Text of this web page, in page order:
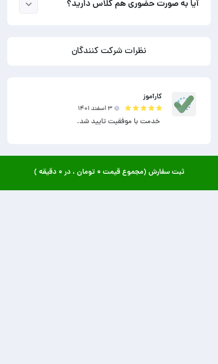
آیا به صورت حضوری هم کلاس دارید؟
نظرات شرکت کنندگان
کارآموز
۳ اسفند ۱۴۰۱
خدمت با موفقیت تایید شد.
ثبت سفارش (مجموع قیمت ۰ تومان ، در ۰ دقیقه )